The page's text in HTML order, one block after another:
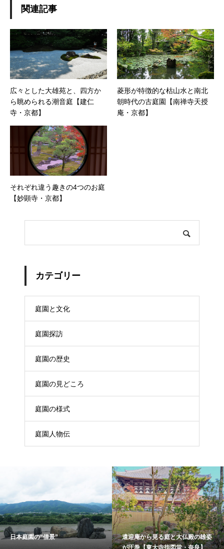
関連記事
広々とした大雄苑と、四方か
ら眺められる潮音庭【建仁
寺・京都】
菱形が特徴的な枯山水と南北
朝時代の古庭園【南禅寺天授
庵・京都】
それぞれ違う趣きの4つのお庭
【妙顕寺・京都】
カテゴリー
庭園と文化
庭園探訪
庭園の歴史
庭園の見どころ
庭園の様式
庭園人物伝
日本庭園の“借景”
遣迎庵から見る庭と大仏殿の雄姿
が圧巻【東大寺指図堂・奈良】